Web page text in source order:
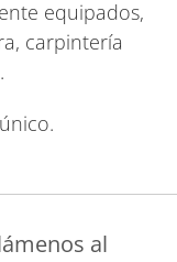
equipados,
carpintería
al